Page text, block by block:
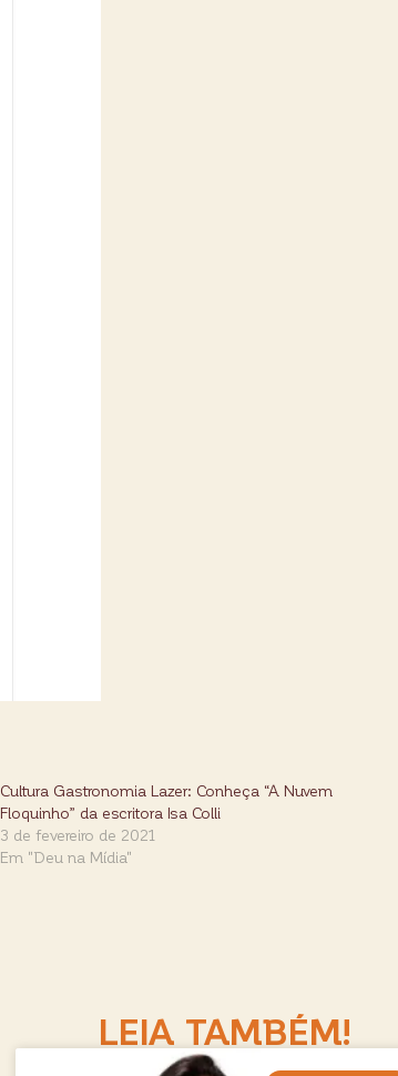
Cultura Gastronomia Lazer: Conheça “A Nuvem
Floquinho” da escritora Isa Colli
3 de fevereiro de 2021
Em "Deu na Mídia"
LEIA TAMBÉM!